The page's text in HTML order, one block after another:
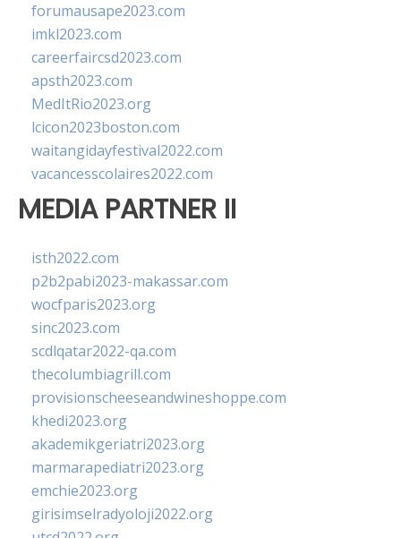
forumausape2023.com
imkl2023.com
careerfaircsd2023.com
apsth2023.com
MedItRio2023.org
lcicon2023boston.com
waitangidayfestival2022.com
vacancesscolaires2022.com
MEDIA PARTNER II
isth2022.com
p2b2pabi2023-makassar.com
wocfparis2023.org
sinc2023.com
scdlqatar2022-qa.com
thecolumbiagrill.com
provisionscheeseandwineshoppe.com
khedi2023.org
akademikgeriatri2023.org
marmarapediatri2023.org
emchie2023.org
girisimselradyoloji2022.org